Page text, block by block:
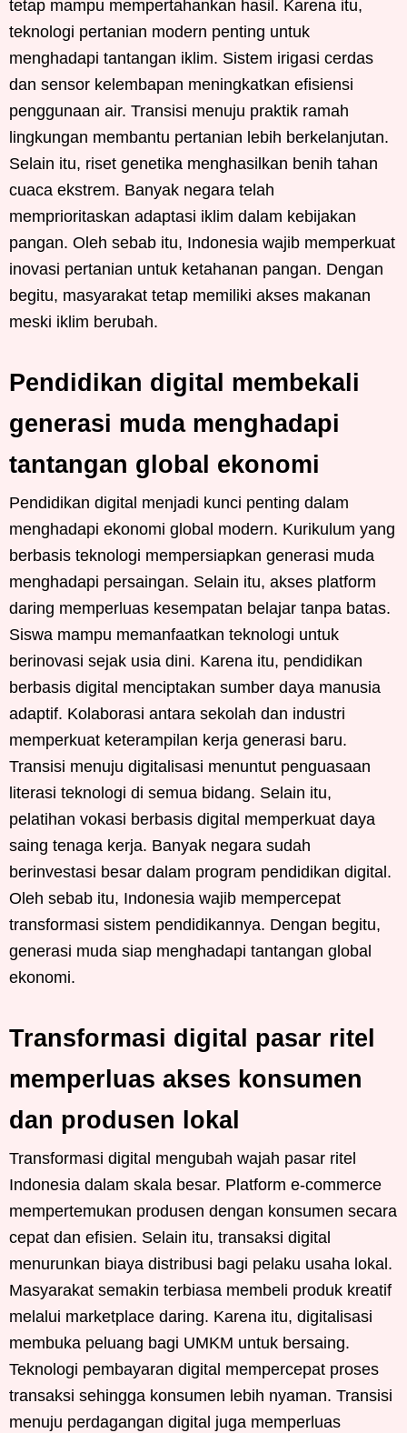
tetap mampu mempertahankan hasil. Karena itu,
teknologi pertanian modern penting untuk
menghadapi tantangan iklim. Sistem irigasi cerdas
dan sensor kelembapan meningkatkan efisiensi
penggunaan air. Transisi menuju praktik ramah
lingkungan membantu pertanian lebih berkelanjutan.
Selain itu, riset genetika menghasilkan benih tahan
cuaca ekstrem. Banyak negara telah
memprioritaskan adaptasi iklim dalam kebijakan
pangan. Oleh sebab itu, Indonesia wajib memperkuat
inovasi pertanian untuk ketahanan pangan. Dengan
begitu, masyarakat tetap memiliki akses makanan
meski iklim berubah.
Pendidikan digital membekali
generasi muda menghadapi
tantangan global ekonomi
Pendidikan digital menjadi kunci penting dalam
menghadapi ekonomi global modern. Kurikulum yang
berbasis teknologi mempersiapkan generasi muda
menghadapi persaingan. Selain itu, akses platform
daring memperluas kesempatan belajar tanpa batas.
Siswa mampu memanfaatkan teknologi untuk
berinovasi sejak usia dini. Karena itu, pendidikan
berbasis digital menciptakan sumber daya manusia
adaptif. Kolaborasi antara sekolah dan industri
memperkuat keterampilan kerja generasi baru.
Transisi menuju digitalisasi menuntut penguasaan
literasi teknologi di semua bidang. Selain itu,
pelatihan vokasi berbasis digital memperkuat daya
saing tenaga kerja. Banyak negara sudah
berinvestasi besar dalam program pendidikan digital.
Oleh sebab itu, Indonesia wajib mempercepat
transformasi sistem pendidikannya. Dengan begitu,
generasi muda siap menghadapi tantangan global
ekonomi.
Transformasi digital pasar ritel
memperluas akses konsumen
dan produsen lokal
Transformasi digital mengubah wajah pasar ritel
Indonesia dalam skala besar. Platform e-commerce
mempertemukan produsen dengan konsumen secara
cepat dan efisien. Selain itu, transaksi digital
menurunkan biaya distribusi bagi pelaku usaha lokal.
Masyarakat semakin terbiasa membeli produk kreatif
melalui marketplace daring. Karena itu, digitalisasi
membuka peluang bagi UMKM untuk bersaing.
Teknologi pembayaran digital mempercepat proses
transaksi sehingga konsumen lebih nyaman. Transisi
menuju perdagangan digital juga memperluas